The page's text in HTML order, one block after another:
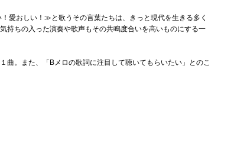
愛おしい！≫と歌うその言葉たちは、きっと現代を生きる多く
持ちの入った演奏や歌声もその共鳴度合いを高いものにする一
。また、「Bメロの歌詞に注目して聴いてもらいたい」とのこ